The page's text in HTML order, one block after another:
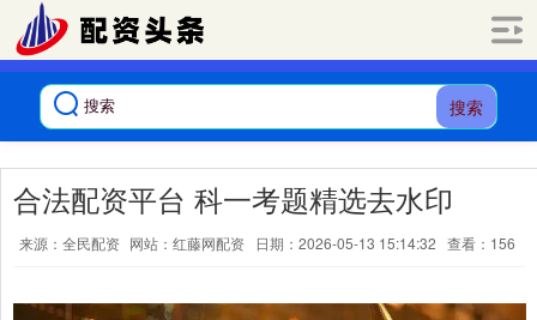
搜索
合法配资平台 科一考题精选去水印
来源：全民配资 网站：红藤网配资 日期：2026-05-13 15:14:32 查看：156